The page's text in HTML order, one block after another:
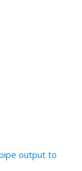
output to